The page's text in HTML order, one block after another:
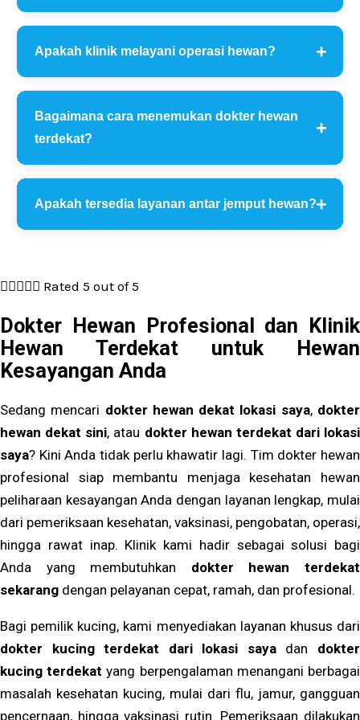
Apakah klinik melayani operasi hewan?
Bagaimana cara menemukan dokter hewan
terdekat?
Apakah tersedia layanan antar jemput hewan?
 Rated 5 out of 5
Dokter Hewan Profesional dan Klinik
Hewan Terdekat untuk Hewan
Kesayangan Anda
Sedang mencari dokter hewan dekat lokasi saya, dokter
hewan dekat sini, atau dokter hewan terdekat dari lokasi
saya? Kini Anda tidak perlu khawatir lagi. Tim dokter hewan
profesional siap membantu menjaga kesehatan hewan
peliharaan kesayangan Anda dengan layanan lengkap, mulai
dari pemeriksaan kesehatan, vaksinasi, pengobatan, operasi,
hingga rawat inap. Klinik kami hadir sebagai solusi bagi
Anda yang membutuhkan dokter hewan terdekat
sekarang dengan pelayanan cepat, ramah, dan profesional.
Bagi pemilik kucing, kami menyediakan layanan khusus dari
dokter kucing terdekat dari lokasi sayadan dokter
kucing terdekat yang berpengalaman menangani berbagai
masalah kesehatan kucing, mulai dari flu, jamur, gangguan
pencernaan, hingga vaksinasi rutin. Pemeriksaan dilakukan